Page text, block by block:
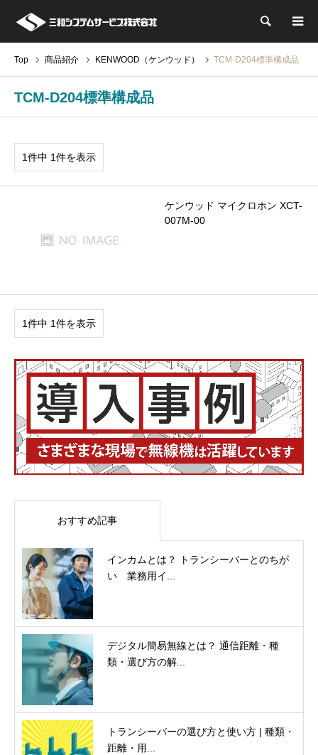
検索
Top 商品紹介 KENWOOD（ケンウッド） TCM-D204標準構成品
TCM-D204標準構成品
1件中 1件を表示
ケンウッド マイクロホン XCT-
007M-00
1件中 1件を表示
おすすめ記事
インカムとは？ トランシーバーとのちが
い 業務用イ...
デジタル簡易無線とは？ 通信距離・種
類・選び方の解...
トランシーバーの選び方と使い方 | 種類・
距離・用...